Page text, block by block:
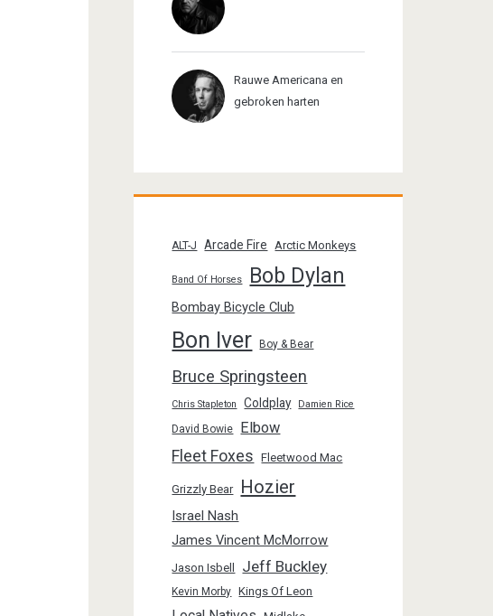
Rauwe Americana en
gebroken harten
ALT-J Arcade Fire Arctic Monkeys
Band Of Horses Bob Dylan
Bombay Bicycle Club
Bon Iver Boy & Bear
Bruce Springsteen
Chris Stapleton Coldplay Damien Rice
David Bowie Elbow
Fleet Foxes Fleetwood Mac
Grizzly Bear Hozier
Israel Nash
James Vincent McMorrow
Jason Isbell Jeff Buckley
Kevin Morby Kings Of Leon